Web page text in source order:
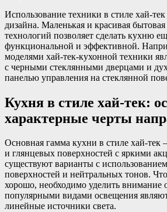
Использование техники в стиле хай-
дизайна. Маленькая и красивая
технологий позволяет сделать кухню
функциональной и эффективной.
моделями хай-тек-кухонной техники
с черными стеклянными дверцами и
панелью управления на стеклянной
Кухня в стиле хай-тек:
характерные черты
Основная гамма кухни в стиле хай-тек
и глянцевых поверхностей с яркими
существуют варианты с
поверхностей и нейтральных тонов.
хорошо, необходимо уделить
популярными видами освещения
линейные источники света.